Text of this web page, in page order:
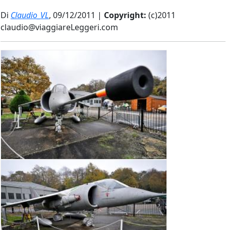
Di Claudio_VL, 09/12/2011 | Copyright: (c)2011
claudio@viaggiareLeggeri.com